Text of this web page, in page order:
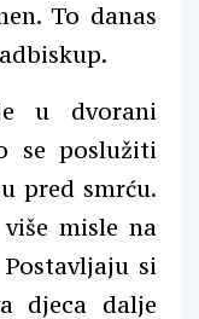
To danas
u dvorani
se poslužiti
pred smrću.
misle na
si
djeca dalje